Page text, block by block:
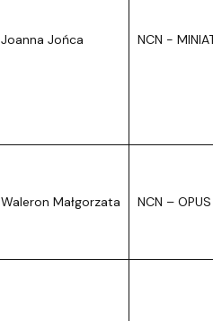
Joanna Jońca NCN -
Waleron Małgorzata NCN – OPUS